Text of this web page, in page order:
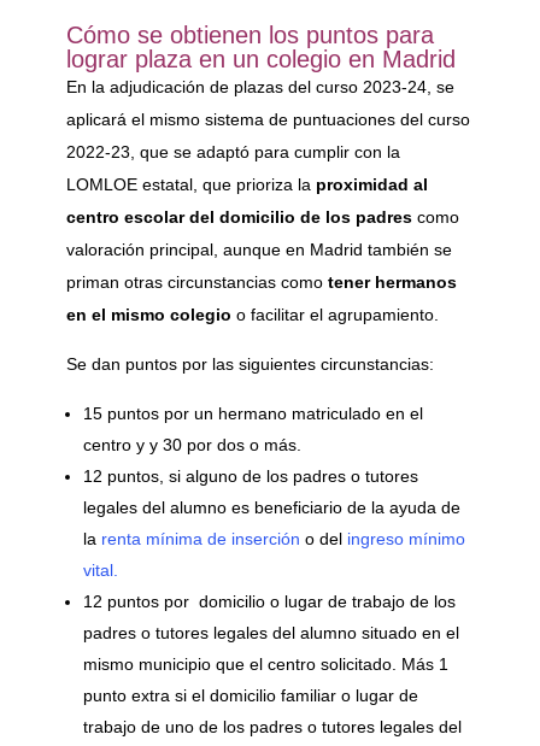
Cómo se obtienen los puntos para
lograr plaza en un colegio en Madrid
En la adjudicación de plazas del curso 2023-24, se
aplicará el mismo sistema de puntuaciones del curso
2022-23, que se adaptó para cumplir con la
LOMLOE estatal, que prioriza la proximidad al
centro escolar del domicilio de los padrescomo
valoración principal, aunque en Madrid también se
priman otras circunstancias como tener hermanos
en el mismo colegio o facilitar el agrupamiento.
Se dan puntos por las siguientes circunstancias:
15 puntos por un hermano matriculado en el
centro y y 30 por dos o más.
12 puntos, si alguno de los padres o tutores
legales del alumno es beneficiario de la ayuda de
la renta mínima de inserción o delingreso mínimo
vital.
12 puntos por domicilio o lugar de trabajo de los
padres o tutores legales del alumno situado en el
mismo municipio que el centro solicitado. Más 1
punto extra si el domicilio familiar o lugar de
trabajo de uno de los padres o tutores legales del